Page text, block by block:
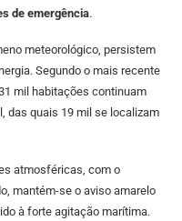
de emergência.
meteorológico, persistem
Segundo o mais recente
mil habitações continuam
das quais 19 mil se localizam
atmosféricas, com o
mantém-se o aviso amarelo
à forte agitação marítima.